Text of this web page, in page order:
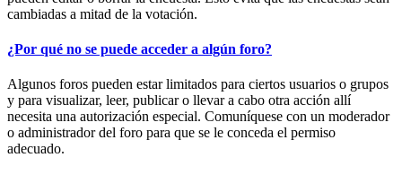
cambiadas a mitad de la votación.
¿Por qué no se puede acceder a algún foro?
Algunos foros pueden estar limitados para ciertos usuarios o grupos
y para visualizar, leer, publicar o llevar a cabo otra acción allí
necesita una autorización especial. Comuníquese con un moderador
o administrador del foro para que se le conceda el permiso
adecuado.